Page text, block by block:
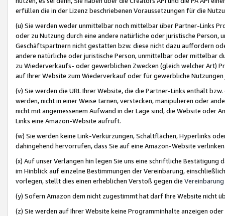
erfüllen die in der Lizenz beschriebenen Voraussetzungen für die
(u) Sie werden weder unmittelbar noch mittelbar über Partner-Links
oder zu Nutzung durch eine andere natürliche oder juristische
Geschäftspartnern nicht gestatten bzw. diese nicht dazu auffordern
andere natürliche oder juristische Person, unmittelbar oder mittelbar
zu Wiederverkaufs- oder gewerblichen Zwecken (gleich welcher Art)
auf Ihrer Website zum Wiederverkauf oder für gewerbliche
(v) Sie werden die URL Ihrer Website, die die Partner-Links enthält
werden, nicht in einer Weise tarnen, verstecken, manipulieren oder
nicht mit angemessenem Aufwand in der Lage sind, die Website oder
Links eine Amazon-Website aufruft.
(w) Sie werden keine Link-Verkürzungen, Schaltflächen, Hyperlinks
dahingehend hervorrufen, dass Sie auf eine Amazon-Website
(x) Auf unser Verlangen hin legen Sie uns eine schriftliche
im Hinblick auf einzelne Bestimmungen der Vereinbarung,
vorlegen, stellt dies einen erheblichen Verstoß gegen die Vereinbarung
(y) Sofern Amazon dem nicht zugestimmt hat darf Ihre Website nicht
(z) Sie werden auf Ihrer Website keine Programminhalte anzeigen